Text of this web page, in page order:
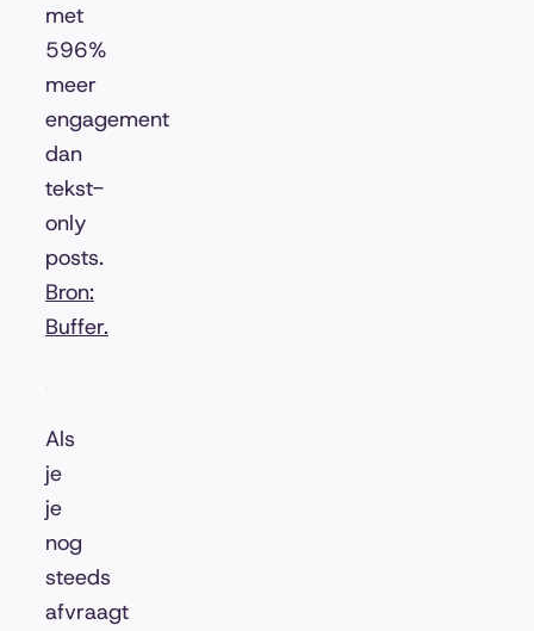
met
596%
meer
engagement
dan
tekst-
only
posts.
Bron:
Buffer.
Als
je
je
nog
steeds
afvraagt